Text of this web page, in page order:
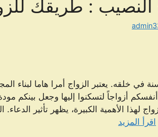
النصيب : طريقك
في خلقه. يعتبر الزواج أمرا هاما لبناء
أزواجاً لتسكنوا إليها وجعل بينكم
أن الزواج لهذا الأهمية الكبيرة، يظهر تأثير
اقرأ المزيد